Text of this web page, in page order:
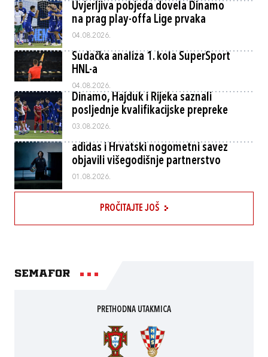
Uvjerljiva pobjeda dovela Dinamo
na prag play-offa Lige prvaka
04.08.2026.
Sudačka analiza 1. kola SuperSport
HNL-a
04.08.2026.
Dinamo, Hajduk i Rijeka saznali
posljednje kvalifikacijske prepreke
03.08.2026.
adidas i Hrvatski nogometni savez
objavili višegodišnje partnerstvo
01.08.2026.
PROČITAJTE JOŠ
Semafor
PRETHODNA UTAKMICA